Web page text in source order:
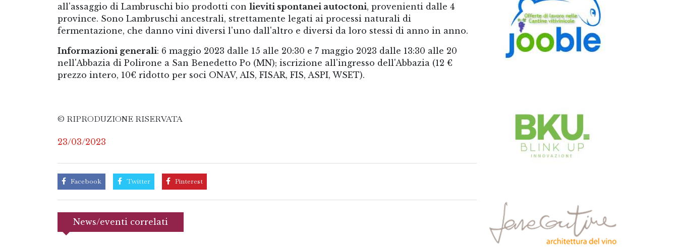
all'assaggio di Lambruschi bio prodotti con lieviti spontanei autoctoni, provenienti dalle 4
province. Sono Lambruschi ancestrali, strettamente legati ai processi naturali di
fermentazione, che danno vini diversi l'uno dall'altro e diversi da loro stessi di anno in anno.
Informazioni generali: 6 maggio 2023 dalle 15 alle 20:30 e 7 maggio 2023 dalle 13:30 alle 20
nell'Abbazia di Polirone a San Benedetto Po (MN); iscrizione all'ingresso dell'Abbazia (12 €
prezzo intero, 10€ ridotto per soci ONAV, AIS, FISAR, FIS, ASPI, WSET).
© RIPRODUZIONE RISERVATA
23/03/2023
Facebook Twitter Pinterest
News/eventi correlati